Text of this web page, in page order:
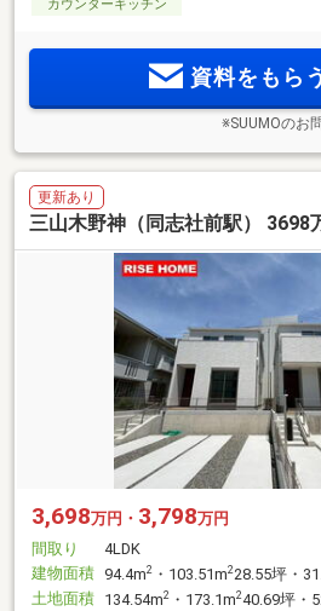
カウンターキッチン
資料をもら
※SUUMOのお
更新あり
三山木野神（同志社前駅） 3698
3,698万円・ 3,798万円
間取り
4LDK
建物面積 94.4m2 ・103.51m228.55坪・
土地面積 134.54m2 ・173.1m240.69坪・